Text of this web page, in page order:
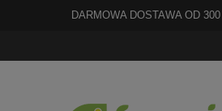
DARMOWA DOSTAWA OD